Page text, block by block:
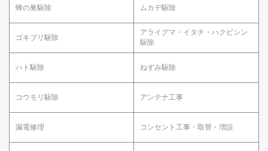
蜂の巣駆除 ムカデ駆除
ゴキブリ駆除
アライグマ・イタチ・ハクビシン
駆除
ハト駆除 ねずみ駆除
コウモリ駆除 アンテナ工事
漏電修理 コンセント工事・取替・増設